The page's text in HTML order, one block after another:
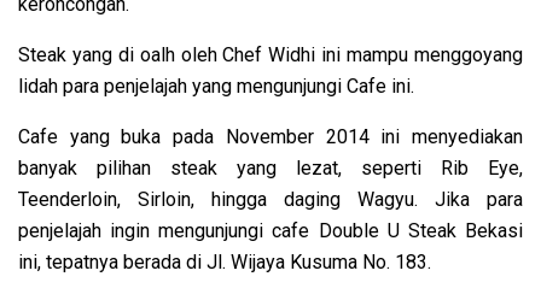
Steak yang di oalh oleh Chef Widhi ini mampu menggoyang
lidah para penjelajah yang mengunjungi Cafe ini.
Cafe yang buka pada November 2014 ini menyediakan
banyak pilihan steak yang lezat, seperti Rib Eye,
Teenderloin, Sirloin, hingga daging Wagyu. Jika para
penjelajah ingin mengunjungi cafe Double U Steak Bekasi
ini, tepatnya berada di Jl. Wijaya Kusuma No. 183.